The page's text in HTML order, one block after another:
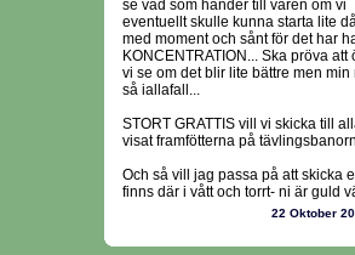
se vad som händer till våren om vi
eventuellt skulle kunna starta lite
med moment och sånt för det har
KONCENTRATION... Ska pröva
vi se om det blir lite bättre men
så iallafall...
STORT GRATTIS vill vi skicka till
visat framfötterna på
Och så vill jag passa på att skicka
finns där i vått och torrt- ni är guld
22 Oktober